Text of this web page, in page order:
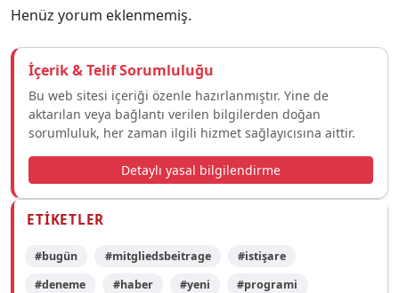
Henüz yorum eklenmemiş.
İçerik & Telif Sorumluluğu
Bu web sitesi içeriği özenle hazırlanmıştır. Yine de
aktarılan veya bağlantı verilen bilgilerden doğan
sorumluluk, her zaman ilgili hizmet sağlayıcısına aittir.
Detaylı yasal bilgilendirme
ETIKETLER
#bugün #mitgliedsbeitrage
#istişare
#deneme
#haber #yeni
#programi